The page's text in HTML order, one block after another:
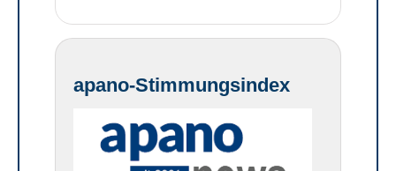
apano-Stimmungsindex